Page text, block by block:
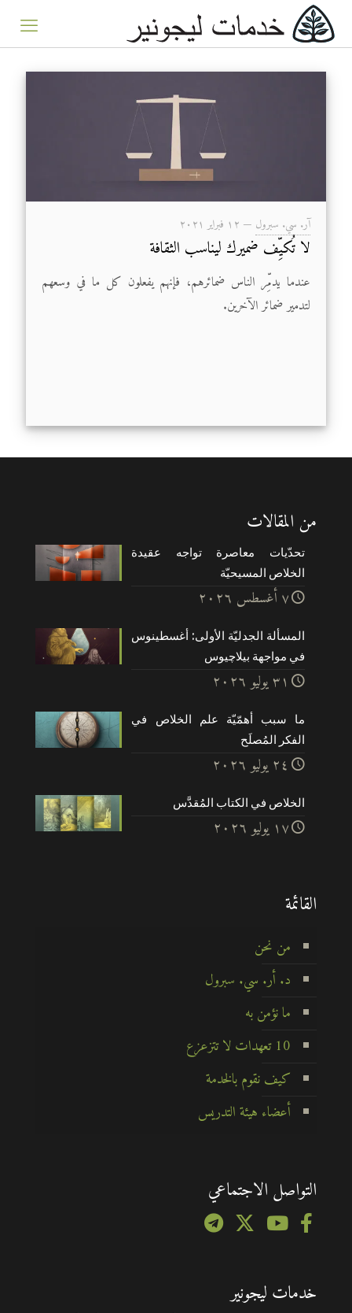
آر. سي. سبرول — ۱۲ فبراير ۲۰۲۱
لا تُكيِّف ضميرك ليناسب الثقافة
عندما يدمِّر الناس ضمائرهم، فإنهم يفعلون كل ما في وسعهم
لتدمير ضمائر الآخرين.
من المقالات
تحدّيات معاصرة تواجه عقيدة
الخلاص المسيحيّة
۷ أغسطس ۲۰۲٦
المسألة الجدليّة الأولى: أغسطينوس
في مواجهة بيلاچيوس
۳۱ يوليو ۲۰۲٦
ما سبب أهمّيّة علم الخلاص في
الفكر المُصلَح
۲٤ يوليو ۲۰۲٦
الخلاص في الكتاب المُقدَّس
۱۷ يوليو ۲۰۲٦
القائمة
من نحن
د. أر. سي. سبرول
ما نؤمن به
10 تعهدات لا تتزعزع
كيف نقوم بالخدمة
أعضاء هيئة التدريس
التواصل الاجتماعي
خدمات ليجونير